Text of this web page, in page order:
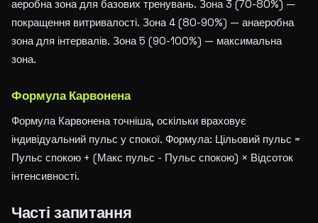
аеробна зона для базових тренувань. Зона 3 (70-80%) —
покращення витривалості. Зона 4 (80-90%) — анаеробна
зона для інтервалів. Зона 5 (90-100%) — максимальна
зона.
Формула Карвонена
Формула Карвонена точніша, оскільки враховує
індивідуальний пульс у спокої. Формула: Цільовий пульс =
Пульс спокою + (Макс пульс - Пульс спокою) × Відсоток
інтенсивності.
Часті запитання